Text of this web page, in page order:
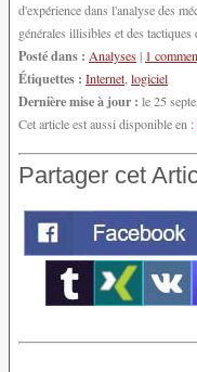
d'expérience dans l'analyse des
générales illisibles et des
Posté dans : Analyses| 1
Étiquettes : Internet,logiciel
Dernière mise à jour : le 25
Cet article est aussi disponible en :
Partager cet